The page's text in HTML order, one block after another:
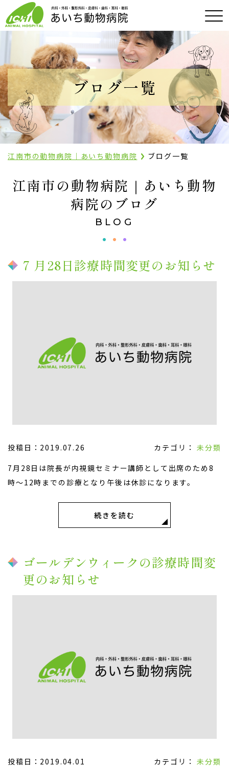
ブログ一覧
江南市の動物病院｜あいち動物病院 ブログ一覧
江南市の動物病院｜あいち動物
病院のブログ
BLOG
7 月28日診療時間変更のお知らせ
投稿日：2019.07.26 カテゴリ：未分類
7月28日は院長が内視鏡セミナー講師として出席のため8
時〜12時までの診療となり午後は休診になります。
続きを読む
ゴールデンウィークの診療時間変
更のお知らせ
投稿日：2019.04.01 カテゴリ：未分類